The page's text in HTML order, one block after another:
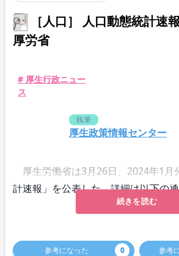
［人口］ 人口動態統計速
厚労省
# 厚生行政ニュー
ス
執筆
厚生政策情報センター
厚生労働省は3月26日、2024年1月
計速報」を公表した。詳細は以下の
続きを読む
参考になった 0 参考